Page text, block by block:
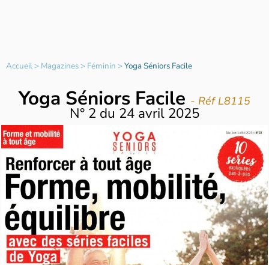
Accueil> Magazines> Féminin >Yoga Séniors Facile
Yoga Séniors Facile - Réf L8115
N° 2 du 24 avril 2025